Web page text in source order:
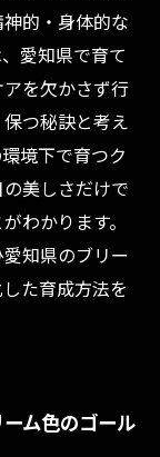
的・身体的な
愛知県で育て
を欠かさず行
つ秘訣と考え
境下で育つク
美しさだけで
わかります。
知県のブリー
た育成方法を
ム色のゴール